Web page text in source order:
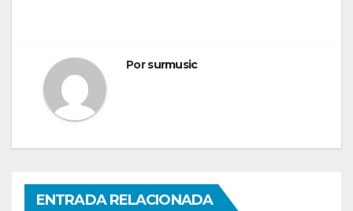
Porsurmusic
ENTRADA RELACIONADA